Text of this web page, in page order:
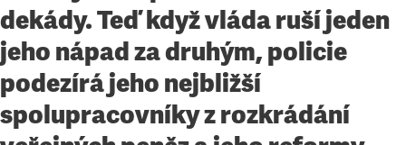
dekády. Teď když vláda ruší jeden
jeho nápad za druhým, policie
podezírá jeho nejbližší
spolupracovníky z rozkrádání